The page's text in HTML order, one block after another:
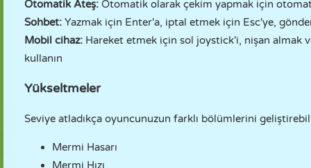
Otomatik Ateş: Otomatik olarak çekim yapmak için
Sohbet: Yazmak için Enter'a, iptal etmek için Esc'ye,
Mobil cihaz: Hareket etmek için sol joystick'i, nişan almak
kullanın
Yükseltmeler
Seviye atladıkça oyuncunuzun farklı bölümlerini
Mermi Hasarı
Mermi Hızı